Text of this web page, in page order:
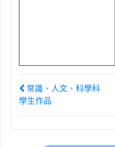
常識、人文、科學科
學生作品